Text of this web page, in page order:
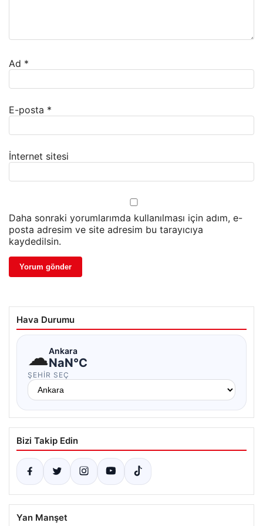
Ad *
E-posta *
İnternet sitesi
Daha sonraki yorumlarımda kullanılması için adım, e-
posta adresim ve site adresim bu tarayıcıya
kaydedilsin.
Hava Durumu
☁Ankara
NaN°C
ŞEHIR SEÇ
Bizi Takip Edin
Yan Manşet